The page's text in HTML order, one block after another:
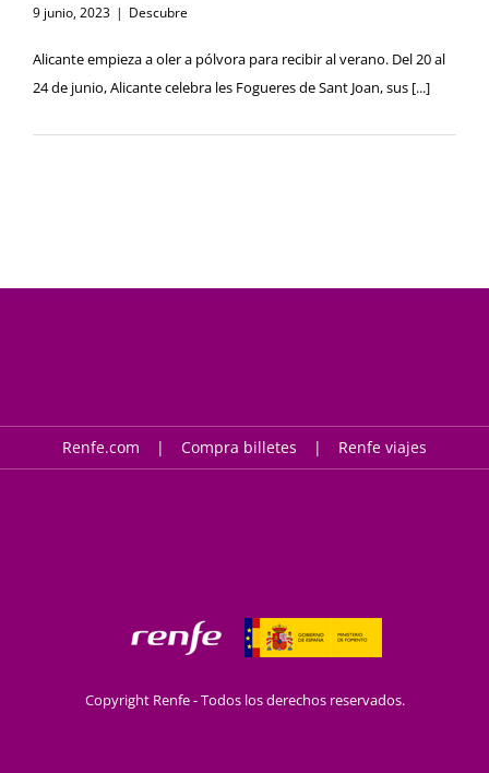
9 junio, 2023 | Descubre
Alicante empieza a oler a pólvora para recibir al verano. Del 20 al
24 de junio, Alicante celebra les Fogueres de Sant Joan, sus [...]
Renfe.com Compra billetes Renfe viajes
Copyright Renfe - Todos los derechos reservados.